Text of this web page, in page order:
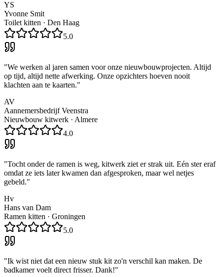
YS
Yvonne Smit
Toilet kitten · Den Haag
5.0
"We werken al jaren samen voor onze nieuwbouwprojecten. Altijd
op tijd, altijd nette afwerking. Onze opzichters hoeven nooit
klachten aan te kaarten."
AV
Aannemersbedrijf Veenstra
Nieuwbouw kitwerk · Almere
4.0
"Tocht onder de ramen is weg, kitwerk ziet er strak uit. Eén ster eraf
omdat ze iets later kwamen dan afgesproken, maar wel netjes
gebeld."
Hv
Hans van Dam
Ramen kitten · Groningen
5.0
"Ik wist niet dat een nieuw stuk kit zo'n verschil kan maken. De
badkamer voelt direct frisser. Dank!"